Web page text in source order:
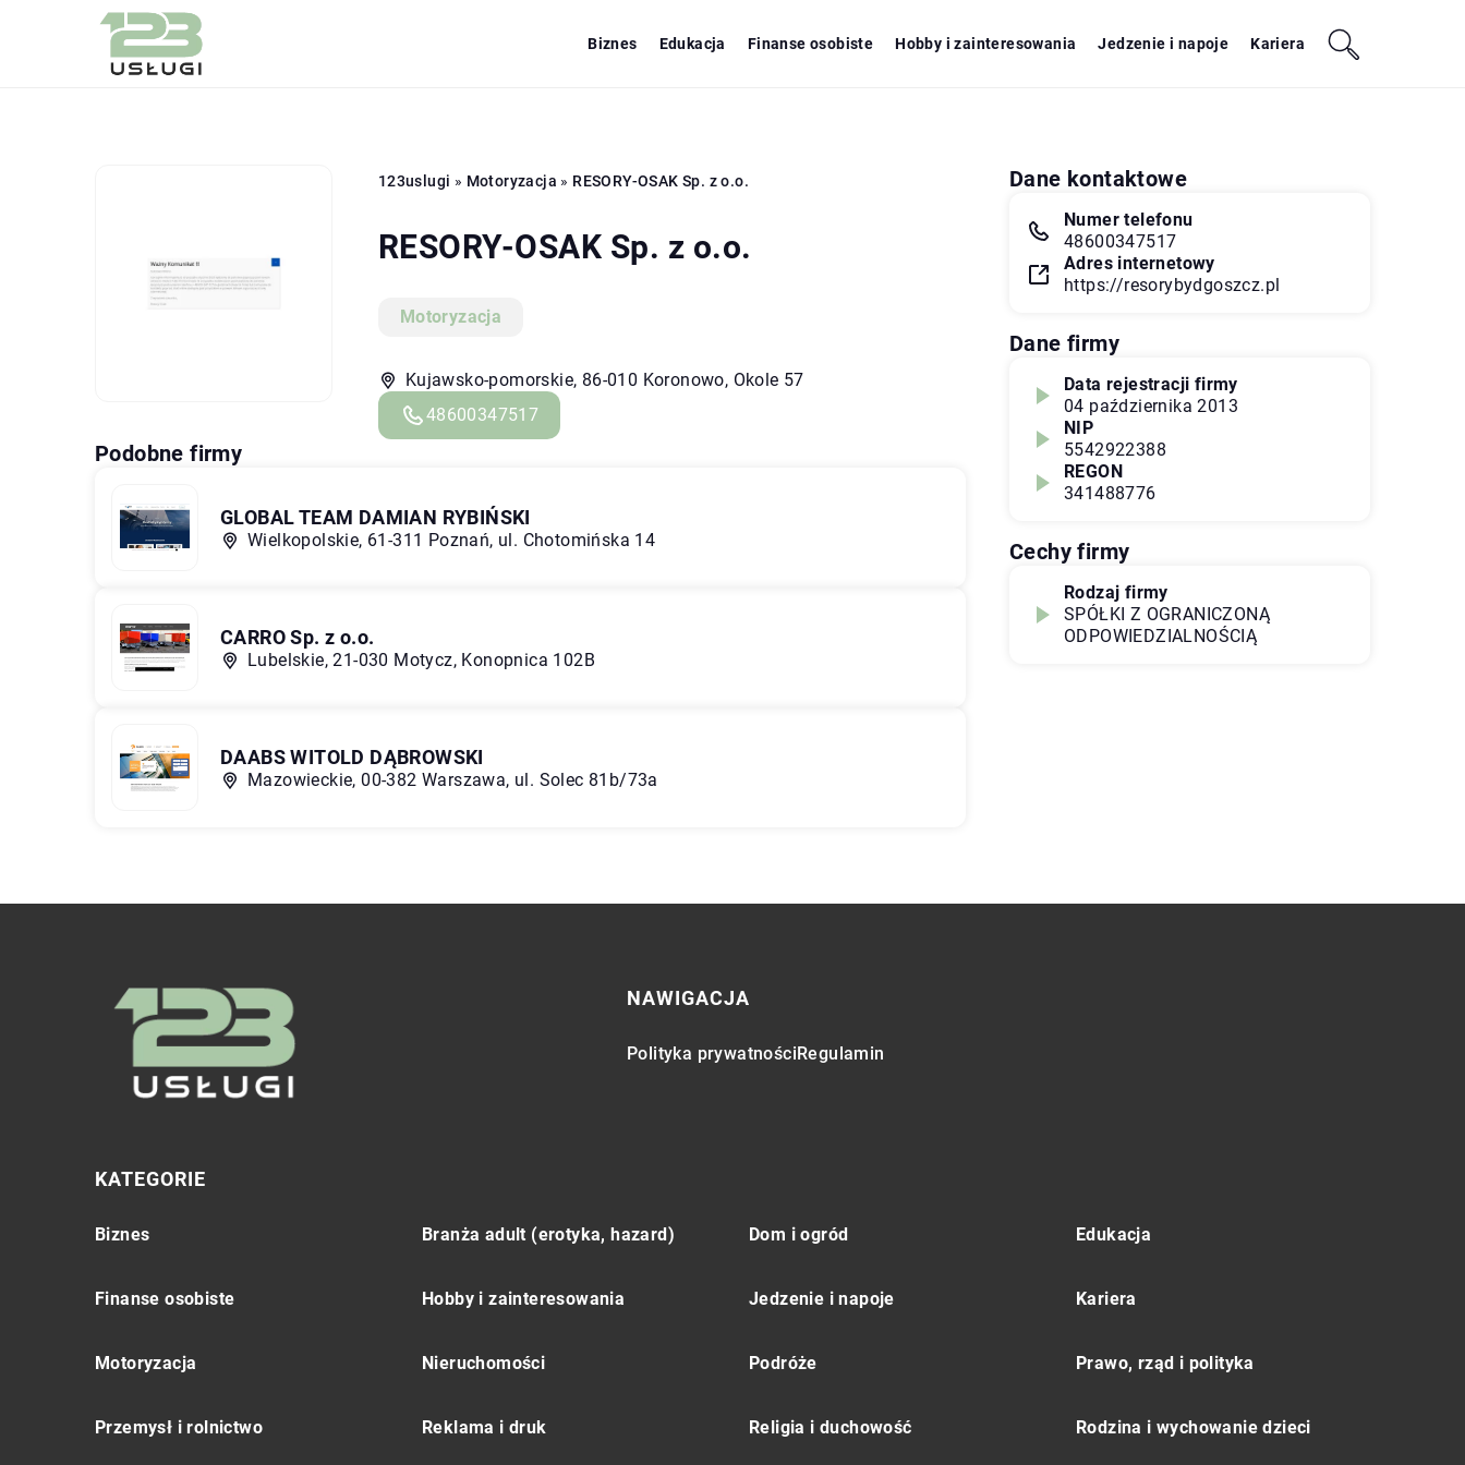
Biznes Edukacja Finanse osobiste Hobby i zainteresowania Jedzenie i napoje Kariera
123uslugi » Motoryzacja » RESORY-OSAK Sp. z o.o.
RESORY-OSAK Sp. z o.o.
Motoryzacja
Kujawsko-pomorskie, 86-010 Koronowo, Okole 57
48600347517
Podobne firmy
GLOBAL TEAM DAMIAN RYBIŃSKI
Wielkopolskie, 61-311 Poznań, ul. Chotomińska 14
CARRO Sp. z o.o.
Lubelskie, 21-030 Motycz, Konopnica 102B
DAABS WITOLD DĄBROWSKI
Mazowieckie, 00-382 Warszawa, ul. Solec 81b/73a
Dane kontaktowe
Numer telefonu
48600347517
Adres internetowy
https://resorybydgoszcz.pl
Dane firmy
Data rejestracji firmy
04 października 2013
NIP
5542922388
REGON
341488776
Cechy firmy
Rodzaj firmy
SPÓŁKI Z OGRANICZONĄ
ODPOWIEDZIALNOŚCIĄ
NAWIGACJA
Polityka prywatnościRegulamin
KATEGORIE
Biznes Branża adult (erotyka, hazard) Dom i ogród Edukacja
Finanse osobiste Hobby i zainteresowania Jedzenie i napoje Kariera
Motoryzacja Nieruchomości Podróże Prawo, rząd i polityka
Przemysł i rolnictwo Reklama i druk Religia i duchowość Rodzina i wychowanie dzieci